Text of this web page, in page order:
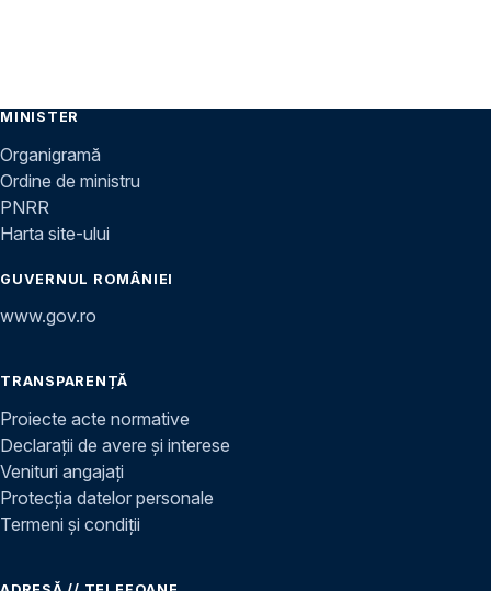
MINISTER
Organigramă
Ordine de ministru
PNRR
Harta site-ului
GUVERNUL ROMÂNIEI
www.gov.ro
TRANSPARENȚĂ
Proiecte acte normative
Declarații de avere și interese
Venituri angajați
Protecția datelor personale
Termeni și condiții